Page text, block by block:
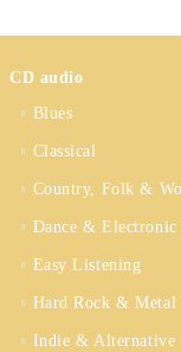
CD audio
Blues
Classical
Country, Folk &
Dance & Electronic
Easy Listening
Hard Rock & Metal
Indie & Alternative